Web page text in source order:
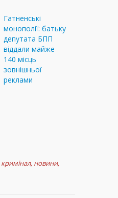
Гатненські
монополії: батьку
депутата БПП
віддали майже
140 місць
зовнішньої
реклами
кримінал, новини,